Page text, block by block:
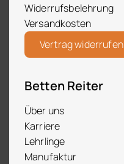
Widerrufsbelehrung
Versandkosten
Vertrag widerrufen
Betten Reiter
Über uns
Karriere
Lehrlinge
Manufaktur